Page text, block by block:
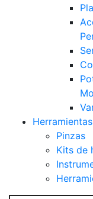
Pinzas
Kits de